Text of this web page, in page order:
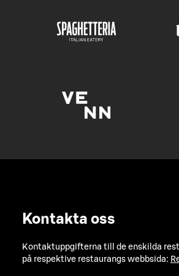
Kontakta oss
Kontaktuppgifterna till de enskilda
på respektive restaurangs webbsida: